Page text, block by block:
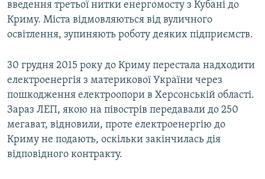
введення третьої нитки енергомосту з Кубані до
Криму. Міста відмовляються від вуличного
освітлення, зупиняють роботу деяких підприємств.
30 грудня 2015 року до Криму перестала надходити
електроенергія з материкової України через
пошкодження електроопори в Херсонській області.
Зараз ЛЕП, якою на півострів передавали до 250
мегават, відновили, проте електроенергію до
Криму не подають, оскільки закінчилась дія
відповідного контракту.